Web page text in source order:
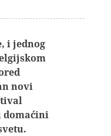
i jednog
novi
domaćini